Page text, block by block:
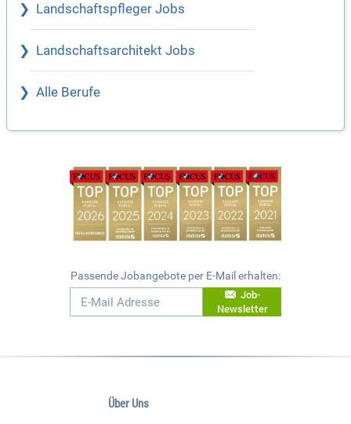
Landschaftspfleger Jobs
Landschaftsarchitekt Jobs
Alle Berufe
Passende Jobangebote per E-Mail erhalten:
Job-
Newsletter
Über Uns